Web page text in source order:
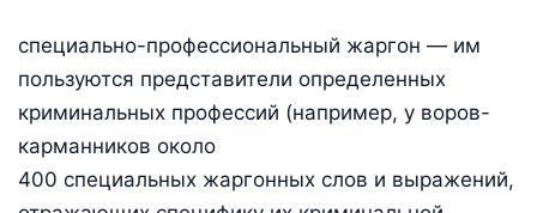
специально-профессиональный жаргон — им
пользуются представители определенных
криминальных профессий (например, у воров-
карманников около
400 специальных жаргонных слов и выражений,